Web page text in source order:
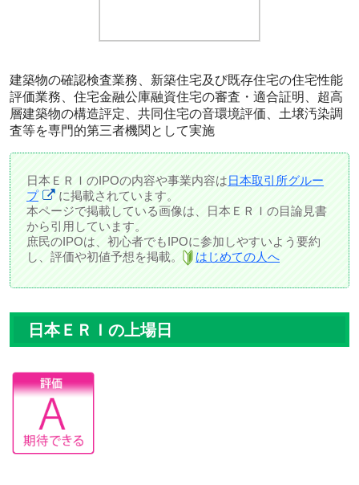
建築物の確認検査業務、新築住宅及び既存住宅の住宅性能
評価業務、住宅金融公庫融資住宅の審査・適合証明、超高
層建築物の構造評定、共同住宅の音環境評価、土壌汚染調
査等を専門的第三者機関として実施
日本ＥＲＩのIPOの内容や事業内容は日本取引所グルー
プ
に掲載されています。
本ページで掲載している画像は、日本ＥＲＩの目論見書
から引用しています。
庶民のIPOは、初心者でもIPOに参加しやすいよう要約
し、評価や初値予想を掲載。
はじめての人へ
日本ＥＲＩの上場日